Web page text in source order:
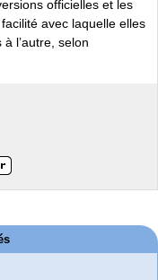
officielles et les
avec laquelle elles
à l’autre, selon